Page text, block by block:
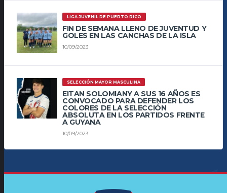
LIGA JUVENIL DE PUERTO RICO
FIN DE SEMANA LLENO DE JUVENTUD Y
GOLES EN LAS CANCHAS DE LA ISLA
10/09/2023
SELECCIÓN MAYOR MASCULINA
EITAN SOLOMIANY A SUS 16 AÑOS ES
CONVOCADO PARA DEFENDER LOS
COLORES DE LA SELECCIÓN
ABSOLUTA EN LOS PARTIDOS FRENTE
A GUYANA
10/09/2023